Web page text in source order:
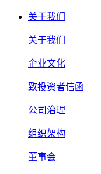
关于我们
关于我们
企业文化
致投资者信函
公司治理
组织架构
董事会